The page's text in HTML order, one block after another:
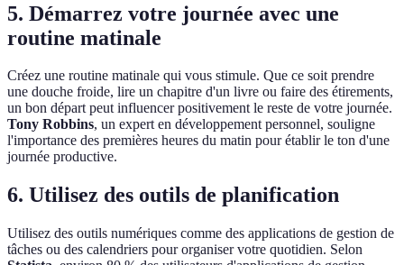
5. Démarrez votre journée avec une
routine matinale
Créez une routine matinale qui vous stimule. Que ce soit prendre
une douche froide, lire un chapitre d'un livre ou faire des étirements,
un bon départ peut influencer positivement le reste de votre journée.
Tony Robbins, un expert en développement personnel, souligne
l'importance des premières heures du matin pour établir le ton d'une
journée productive.
6. Utilisez des outils de planification
Utilisez des outils numériques comme des applications de gestion de
tâches ou des calendriers pour organiser votre quotidien. Selon